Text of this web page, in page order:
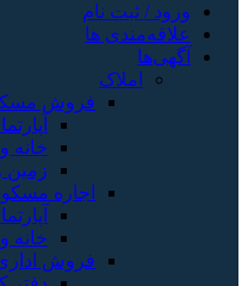
ورود / ثبت نام
علاقه‌مندی ها
آگهی‌ها
املاک
فروش
خانه و
زمین
اجاره
خانه و
فروش